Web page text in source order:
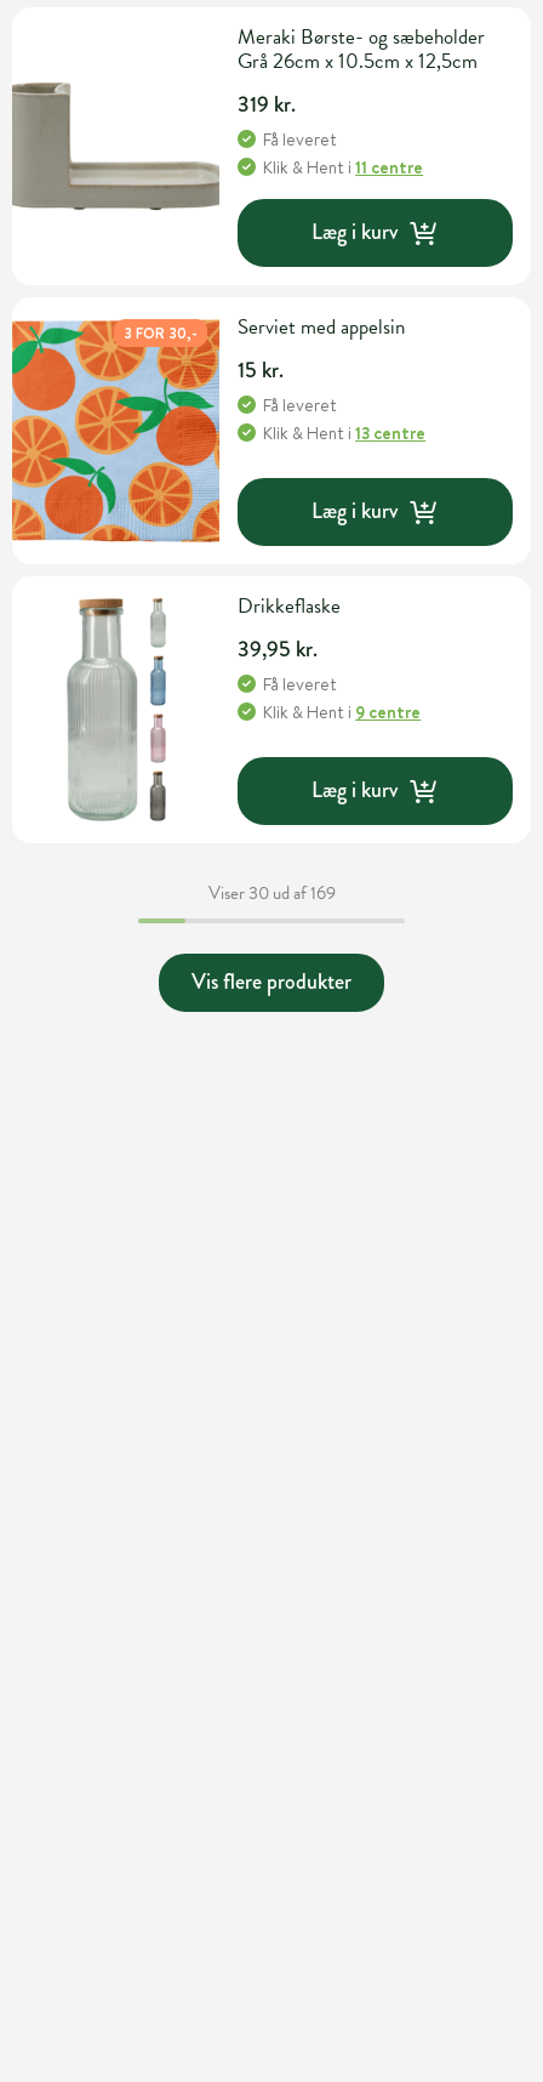
Meraki Børste- og sæbeholder
Grå 26cm x 10.5cm x 12,5cm
319 kr.
Få leveret
Klik & Hent i11 centre
Læg i kurv
3 FOR 30,- Serviet med appelsin
15 kr.
Få leveret
Klik & Hent i13 centre
Læg i kurv
Drikkeflaske
39,95 kr.
Få leveret
Klik & Hent i 9 centre
Læg i kurv
Viser 30 ud af 169
Vis flere produkter